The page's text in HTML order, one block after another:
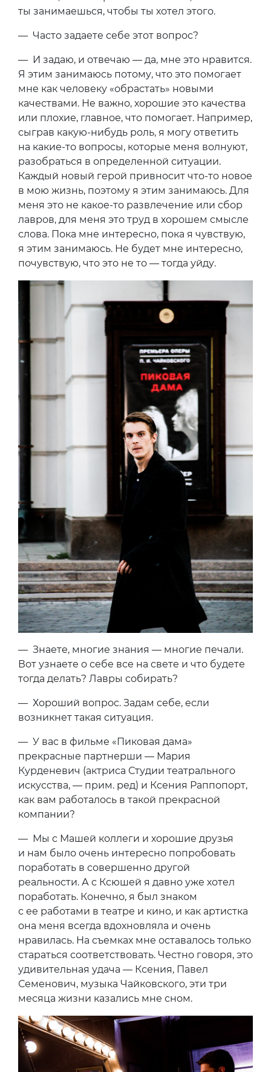
ты занимаешься, чтобы ты хотел этого.
— Часто задаете себе этот вопрос?
— И задаю, и отвечаю — да, мне это нравится.
Я этим занимаюсь потому, что это помогает
мне как человеку «обрастать» новыми
качествами. Не важно, хорошие это качества
или плохие, главное, что помогает. Например,
сыграв какую-нибудь роль, я могу ответить
на какие-то вопросы, которые меня волнуют,
разобраться в определенной ситуации.
Каждый новый герой привносит что-то новое
в мою жизнь, поэтому я этим занимаюсь. Для
меня это не какое-то развлечение или сбор
лавров, для меня это труд в хорошем смысле
слова. Пока мне интересно, пока я чувствую,
я этим занимаюсь. Не будет мне интересно,
почувствую, что это не то — тогда уйду.
— Знаете, многие знания — многие печали.
Вот узнаете о себе все на свете и что будете
тогда делать? Лавры собирать?
— Хороший вопрос. Задам себе, если
возникнет такая ситуация.
— У вас в фильме «Пиковая дама»
прекрасные партнерши — Мария
Курденевич (актриса Студии театрального
искусства, — прим. ред) и Ксения Раппопорт,
как вам работалось в такой прекрасной
компании?
— Мы с Машей коллеги и хорошие друзья
и нам было очень интересно попробовать
поработать в совершенно другой
реальности. А с Ксюшей я давно уже хотел
поработать. Конечно, я был знаком
с ее работами в театре и кино, и как артистка
она меня всегда вдохновляла и очень
нравилась. На съемках мне оставалось только
стараться соответствовать. Честно говоря, это
удивительная удача — Ксения, Павел
Семенович, музыка Чайковского, эти три
месяца жизни казались мне сном.